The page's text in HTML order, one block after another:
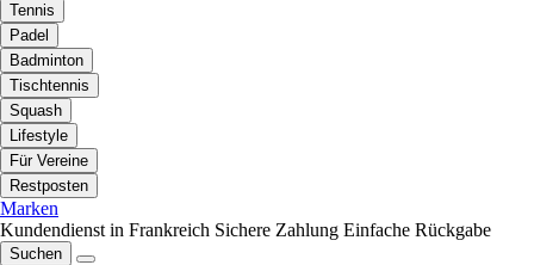
Tennis
Padel
Badminton
Tischtennis
Squash
Lifestyle
Für Vereine
Restposten
Marken
Kundendienst in Frankreich Sichere Zahlung Einfache Rückgabe
Suchen